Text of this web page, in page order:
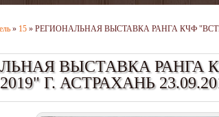
» 15 » РЕГИОНАЛЬНАЯ ВЫСТАВКА РАНГА КЧФ
ВЫСТАВКА РАНГА
Г. АСТРАХАНЬ